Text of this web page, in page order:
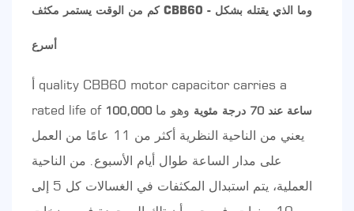
كم من الوقت يستمر مكثف CBB60 - وما الذي يقتله بشكل
أسرع
أ quality CBB60 motor capacitor carries a
rated life of
100,000 ساعة عند 70 درجة مئوية
وهو ما
يعني من الناحية النظرية أكثر من 11 عامًا من العمل
على مدار الساعة طوال أيام الأسبوع. من الناحية
العملية، يتم استبدال المكثفات في الغسالات كل 5 إلى